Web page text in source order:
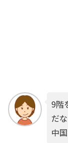
9階
だな
中